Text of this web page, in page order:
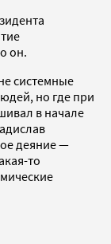
он.
системные
но где при
в начале
деяние —
то